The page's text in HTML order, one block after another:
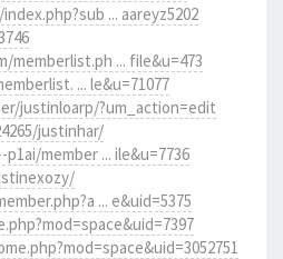
... aareyz5202
... file&u=473
... le&u=71077
justinloarp/?um_action=edit
justinhar/
member ... ile&u=7736
... e&uid=5375